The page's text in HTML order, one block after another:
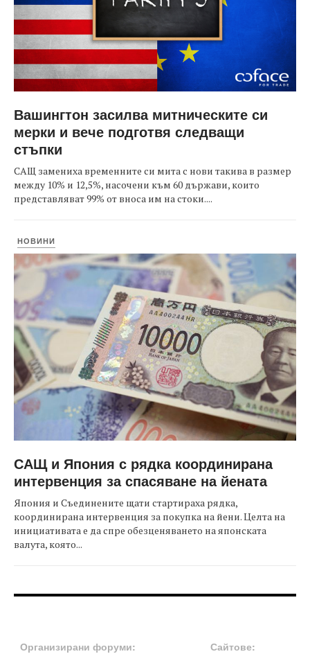
Вашингтон засилва митническите си
мерки и вече подготвя следващи
стъпки
САЩ замениха временните си мита с нови такива в размер
между 10% и 12,5%, насочени към 60 държави, които
представляват 99% от вноса им на стоки....
НОВИНИ
САЩ и Япония с рядка координирана
интервенция за спасяване на йената
Япония и Съединените щати стартираха рядка,
координирана интервенция за покупка на йени. Целта на
инициативата е да спре обезценяването на японската
валута, която...
Организирани форуми: Сайтове: